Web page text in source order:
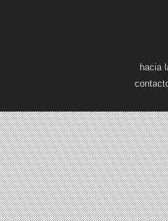
hacia